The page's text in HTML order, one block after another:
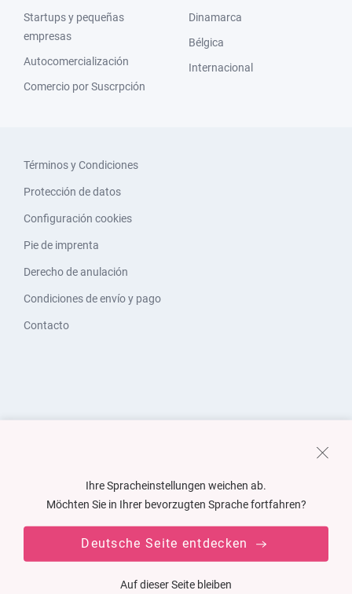
Startups y pequeñas
empresas
Autocomercialización
Comercio por Suscrpción
Dinamarca
Bélgica
Internacional
Términos y Condiciones
Protección de datos
Configuración cookies
Pie de imprenta
Derecho de anulación
Condiciones de envío y pago
Contacto
Ihre Spracheinstellungen weichen ab.
Möchten Sie in Ihrer bevorzugten Sprache fortfahren?
Deutsche Seite entdecken
Auf dieser Seite bleiben